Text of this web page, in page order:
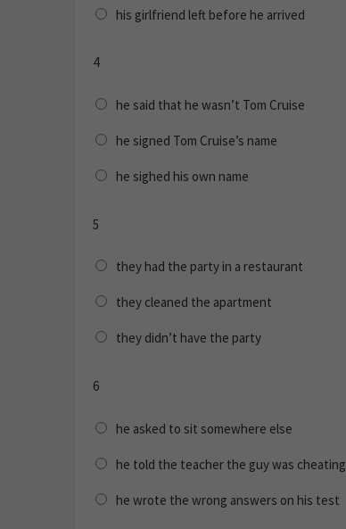
his girlfriend left before he arrived
4
he said that he wasn’t Tom Cruise
he signed Tom Cruise’s name
he sighed his own name
5
they had the party in a restaurant
they cleaned the apartment
they didn’t have the party
6
he asked to sit somewhere else
he told the teacher the guy was cheating
he wrote the wrong answers on his test